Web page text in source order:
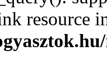
resource